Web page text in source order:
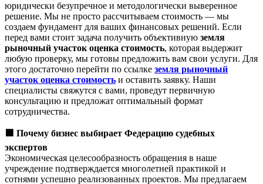
юридически безупречное и методологически выверенное
решение. Мы не просто рассчитываем стоимость — мы
создаем фундамент для ваших финансовых решений. Если
перед вами стоит задача получить объективную земля
рыночный участок оценка стоимость, которая выдержит
любую проверку, мы готовы предложить вам свои услуги. Для
этого достаточно перейти по ссылке земля рыночный
участок оценка стоимость и оставить заявку. Наши
специалисты свяжутся с вами, проведут первичную
консультацию и предложат оптимальный формат
сотрудничества.
Почему бизнес выбирает Федерацию судебных
экспертов
Экономическая целесообразность обращения в наше
учреждение подтверждается многолетней практикой и
сотнями успешно реализованных проектов. Мы предлагаем